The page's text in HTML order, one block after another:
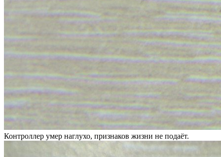
Контроллер умер наглухо, признаков жизни не подаёт.